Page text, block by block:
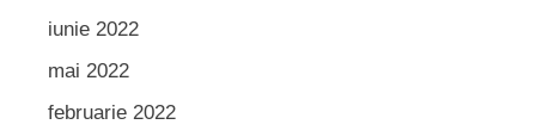
iunie 2022
mai 2022
februarie 2022